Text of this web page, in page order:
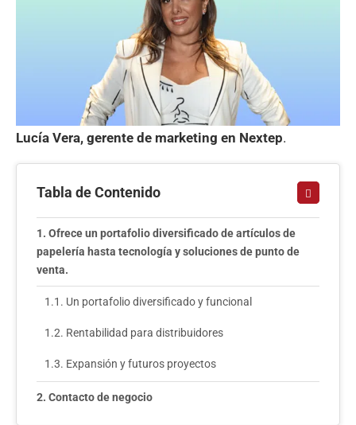
Lucía Vera, gerente de marketing en Nextep.
Tabla de Contenido
Ofrece un portafolio diversificado de artículos de
papelería hasta tecnología y soluciones de punto de
venta.
Un portafolio diversificado y funcional
Rentabilidad para distribuidores
Expansión y futuros proyectos
Contacto de negocio